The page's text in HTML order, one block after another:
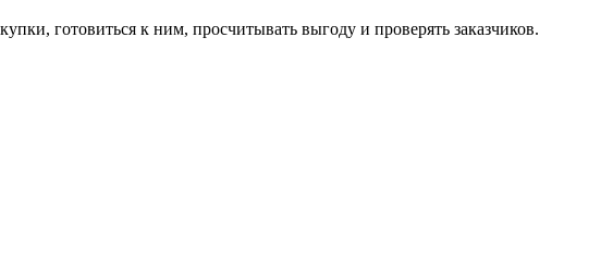
готовиться к ним, просчитывать выгоду и проверять заказчиков.